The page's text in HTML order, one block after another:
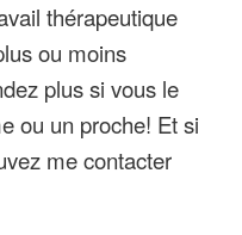
thérapeutique
ou moins
plus si vous le
ou un proche! Et si
me contacter